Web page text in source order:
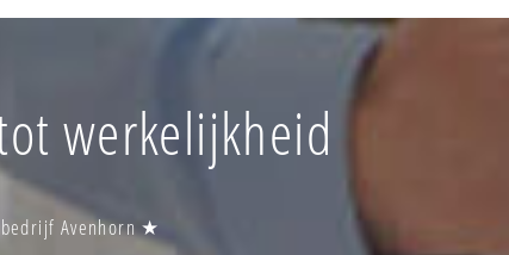
werkelijkheid
Avenhorn ★